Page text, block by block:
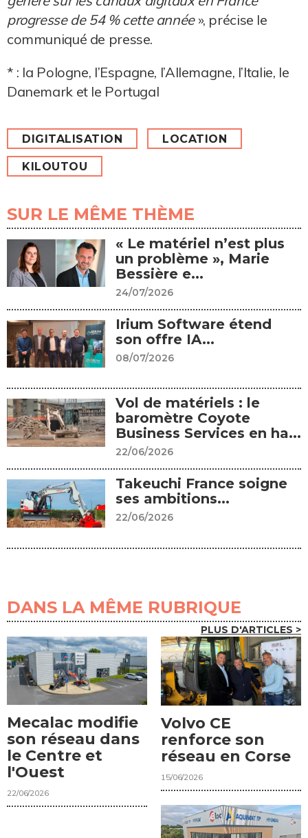
progresse de 54 % cette année», précise le
communiqué de presse.
* : la Pologne, l’Espagne, l’Allemagne, l’Italie, le
Danemark et le Portugal
DIGITALISATION LOCATION
KILOUTOU
SUR LE MÊME THÈME
« Le matériel n’est plus
un problème », Marie
Bessière e...
24/07/2026
Irium Software étend
son offre IA...
08/07/2026
Vol de matériels : le
baromètre Coyote
Business Services en ha...
22/06/2026
Takeuchi France soigne
ses ambitions...
22/06/2026
DANS LA MÊME RUBRIQUE
PLUS D'ARTICLES >
Mecalac modifie
son réseau dans
le Centre et
l'Ouest
22/06/2026
Volvo CE
renforce son
réseau en Corse
15/06/2026